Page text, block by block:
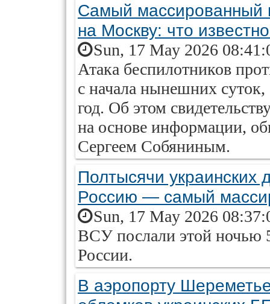
Самый массированный
на Москву: что
Sun, 17 May 2026
Атака беспилотников
с начала нынешних суток,
год. Об этом
на основе информации,
Сергеем Собяниным.
Полтысячи украинских
Россию — самый
Sun, 17 May 2026
ВСУ послали этой ночью
России.
В аэропорту